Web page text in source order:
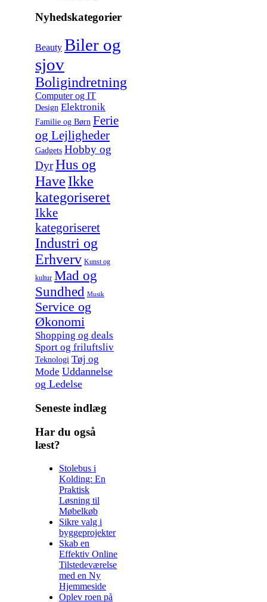
Nyhedskategorier
Beauty Biler og
sjov
Boligindretning
Computer og IT
Design Elektronik
Familie og Børn Ferie
og Lejligheder
Gadgets Hobby og
DyrHus og
Have Ikke
kategoriseret
Ikke
kategoriseret
Industri og
Erhverv Kunst og
kultur Mad og
Sundhed Musik
Service og
Økonomi
Shopping og deals
Sport og friluftsliv
Teknologi Tøj og
Mode Uddannelse
og Ledelse
Seneste indlæg
Har du også
læst?
Stolebus i
Kolding: En
Praktisk
Løsning til
Møbelkøb
Sikre valg i
byggeprojekter
Skab en
Effektiv Online
Tilstedeværelse
med en Ny
Hjemmeside
Oplev roen på